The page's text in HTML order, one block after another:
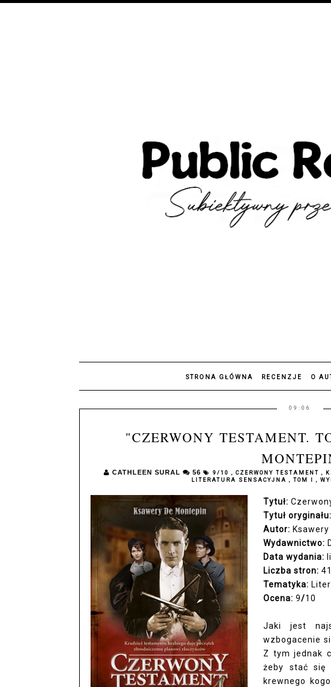
STRONA GŁÓWNA RECENZJE O
09:06
"CZERWONY TESTAMENT.
CATHLEEN SURAL 56 9/10 , CZERWONY TESTAMENT ,
LITERATURA SENSACYJNA , TOM I ,
Tytuł:
Tytuł oryginału:
Autor:
Wydawnictwo:
Data wydania:
Liczba stron:
Tematyka:
Ocena: 9/10
Jaki jest
wzbogacenie
Z tym jednak
żeby stać się
krewnego